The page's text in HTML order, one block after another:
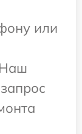
или
Наш